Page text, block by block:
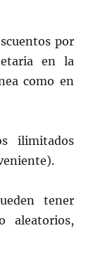
por
en la
como en
ilimitados
tener
aleatorios,